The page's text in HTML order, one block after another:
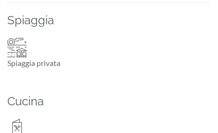
Spiaggia
Spiaggia privata
Cucina